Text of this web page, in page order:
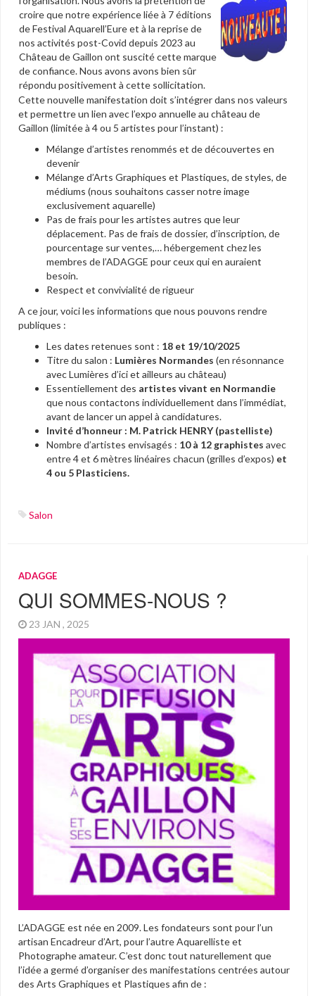
croire que notre expérience liée à 7 éditions
de Festival Aquarell’Eure et à la reprise de
nos activités post-Covid depuis 2023 au
Château de Gaillon ont suscité cette marque
de confiance. Nous avons avons bien sûr
répondu positivement à cette sollicitation.
Cette nouvelle manifestation doit s’intégrer dans nos valeurs
et permettre un lien avec l’expo annuelle au château de
Gaillon (limitée à 4 ou 5 artistes pour l’instant) :
Mélange d’artistes renommés et de découvertes en
devenir
Mélange d’Arts Graphiques et Plastiques, de styles, de
médiums (nous souhaitons casser notre image
exclusivement aquarelle)
Pas de frais pour les artistes autres que leur
déplacement. Pas de frais de dossier, d’inscription, de
pourcentage sur ventes,… hébergement chez les
membres de l’ADAGGE pour ceux qui en auraient
besoin.
Respect et convivialité de rigueur
A ce jour, voici les informations que nous pouvons rendre
publiques :
Les dates retenues sont : 18 et 19/10/2025
Titre du salon : Lumières Normandes (en résonnance
avec Lumières d’ici et ailleurs au château)
Essentiellement des artistes vivant en Normandie
que nous contactons individuellement dans l’immédiat,
avant de lancer un appel à candidatures.
Invité d’honneur : M. Patrick HENRY (pastelliste)
Nombre d’artistes envisagés : 10 à 12 graphistes avec
entre 4 et 6 mètres linéaires chacun (grilles d’expos) et
4 ou 5 Plasticiens.
Salon
ADAGGE
QUI SOMMES-NOUS ?
23 JAN , 2025
L’ADAGGE est née en 2009. Les fondateurs sont pour l’un
artisan Encadreur d’Art, pour l’autre Aquarelliste et
Photographe amateur. C’est donc tout naturellement que
l’idée a germé d’organiser des manifestations centrées autour
des Arts Graphiques et Plastiques afin de :